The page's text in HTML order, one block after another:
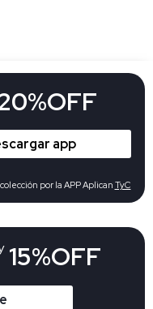
15%OFF
app
por la APP Aplican TyC